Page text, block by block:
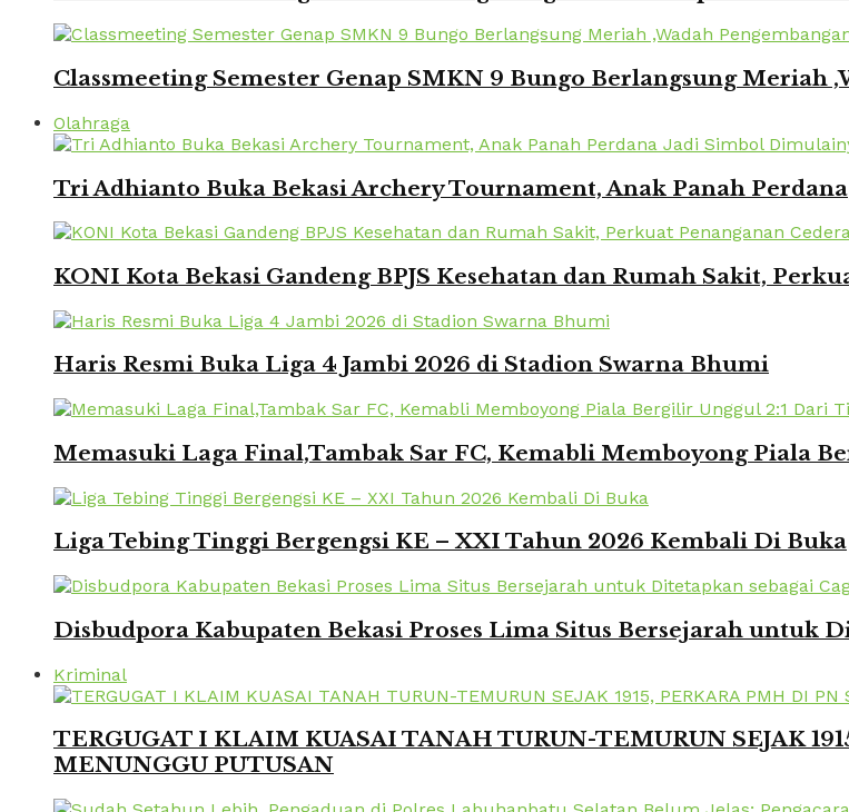
Classmeeting Semester Genap SMKN 9 Bungo Berlangsung Meriah
Olahraga
Tri Adhianto Buka Bekasi Archery Tournament, Anak Panah
KONI Kota Bekasi Gandeng BPJS Kesehatan dan Rumah Sakit,
Haris Resmi Buka Liga 4 Jambi 2026 di Stadion Swarna Bhumi
Memasuki Laga Final,Tambak Sar FC, Kemabli Memboyong Piala
Liga Tebing Tinggi Bergengsi KE – XXI Tahun 2026 Kembali Di Buka
Disbudpora Kabupaten Bekasi Proses Lima Situs Bersejarah untuk
Kriminal
TERGUGAT I KLAIM KUASAI TANAH TURUN-TEMURUN SEJAK
MENUNGGU PUTUSAN